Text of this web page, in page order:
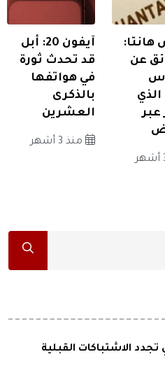
هانتا:
عن
الذي
عبر
آيفون 20: أبل
قد تحدث ثورة
في هواتفها
بالذكرى
العشرين
منذ 3 أشهر
الاشتباكات القبلية